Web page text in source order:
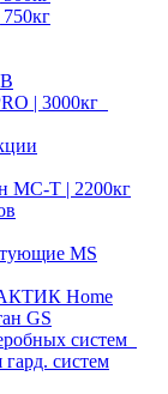
| 3000кг
МС-Т | 2200кг
MS
Home
GS
систем
систем